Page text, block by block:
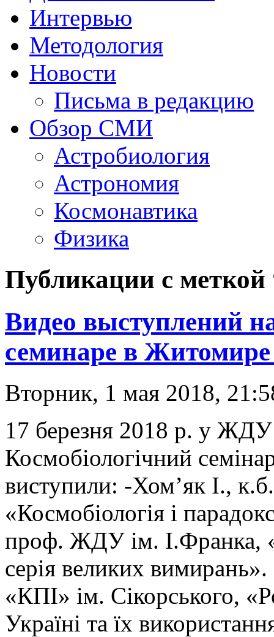
Интервью
Методология
Новости
Письма в редакцию
Обзор СМИ
Астробиология
Астрономия
Космонавтика
Физика
Публикации с
Видео выступлений
семинаре в Житомире
Вторник, 1 мая 2018,
17 березня 2018 р. у ЖДУ
Космобіологічний
виступили: -Хом’як І.,
«Космобіологія і
проф. ЖДУ ім. І.Франка,
серія великих
«КПІ» ім. Сікорського,
Україні та їх